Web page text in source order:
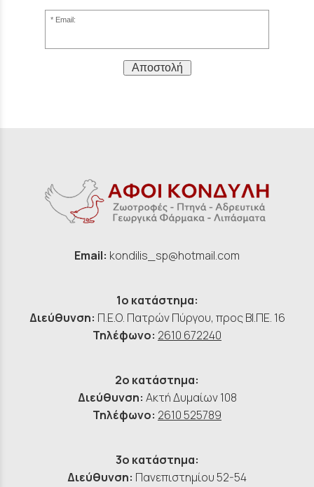
Email:
Αποστολή
Email: kondilis_sp@hotmail.com
1ο κατάστημα:
Διεύθυνση: Π.Ε.Ο. Πατρών Πύργου, προς ΒΙ.ΠΕ. 16
Τηλέφωνο: 2610 672240
2ο κατάστημα:
Διεύθυνση: Ακτή Δυμαίων 108
Τηλέφωνο: 2610 525789
3ο κατάστημα:
Διεύθυνση: Πανεπιστημίου 52-54